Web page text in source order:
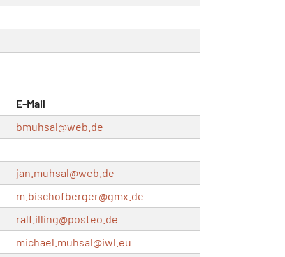
E-Mail
bmuhsal@web.de
jan.muhsal@web.de
m.bischofberger@gmx.de
ralf.illing@posteo.de
michael.muhsal@iwl.eu